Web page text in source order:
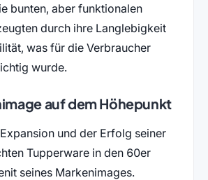
bunten, aber funktionalen
durch ihre Langlebigkeit
was für die Verbraucher
wurde.
auf dem Höhepunkt
und der Erfolg seiner
Tupperware in den 60er
seines Markenimages.